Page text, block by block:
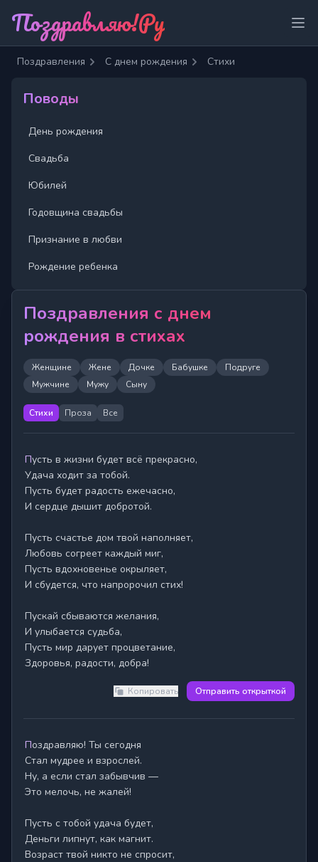
Поздравляю!Ру
Поздравления С днем рождения Стихи
Поводы
День рождения
Свадьба
Юбилей
Годовщина свадьбы
Признание в любви
Рождение ребенка
Поздравления с днем
рождения в стихах
Женщине Жене Дочке Бабушке
Подруге
Мужчине
Мужу Сыну
Стихи Проза Все
Пусть в жизни будет всё прекрасно,
Удача ходит за тобой.
Пусть будет радость ежечасно,
И сердце дышит добротой.
Пусть счастье дом твой наполняет,
Любовь согреет каждый миг,
Пусть вдохновенье окрыляет,
И сбудется, что напророчил стих!
Пускай сбываются желания,
И улыбается судьба,
Пусть мир дарует процветание,
Здоровья, радости, добра!
Копировать Отправить открыткой
Поздравляю! Ты сегодня
Стал мудрее и взрослей.
Ну, а если стал забывчив —
Это мелочь, не жалей!
Пусть с тобой удача будет,
Деньги липнут, как магнит.
Возраст твой никто не спросит,